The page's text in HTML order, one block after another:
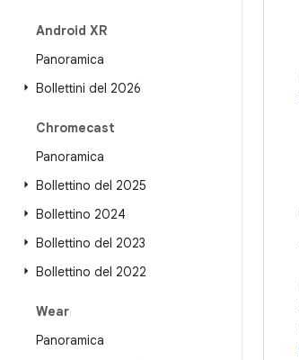
Android XR
Panoramica
Bollettini del 2026
Chromecast
Panoramica
Bollettino del 2025
Bollettino 2024
Bollettino del 2023
Bollettino del 2022
Wear
Panoramica